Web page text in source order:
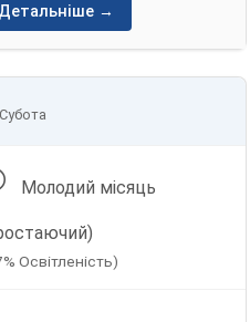
Детальніше →
Субота
Молодий місяць
Освітленість)